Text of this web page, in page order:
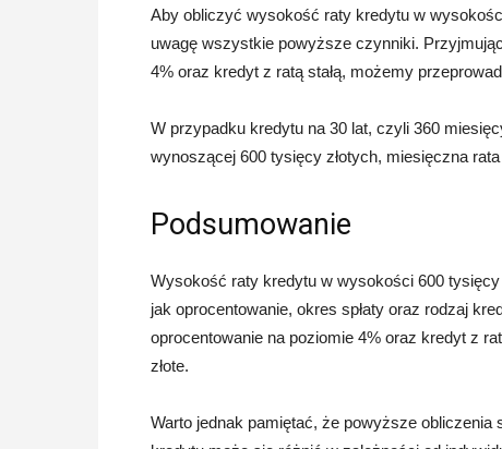
Aby obliczyć wysokość raty kredytu w
uwagę wszystkie powyższe czynniki.
4% oraz kredyt z ratą stałą, możemy
W przypadku kredytu na 30 lat, czyli 360
wynoszącej 600 tysięcy złotych, miesięczna rata
Podsumowanie
Wysokość raty kredytu w wysokości 600
jak oprocentowanie, okres spłaty oraz rodzaj
oprocentowanie na poziomie 4% oraz kredyt z
złote.
Warto jednak pamiętać, że powyższe